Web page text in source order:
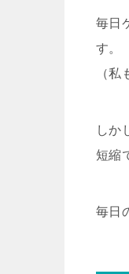
毎日
す。
（
しか
短縮
毎日